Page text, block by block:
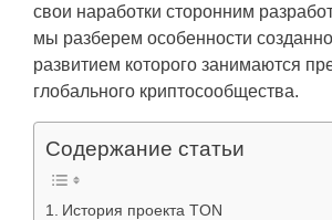
свои наработки сторонним
мы разберем особенности
развитием которого занимаются
глобального криптосообщества.
Содержание статьи
История проекта TON